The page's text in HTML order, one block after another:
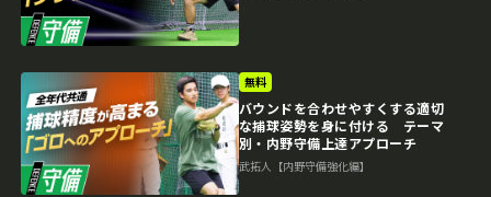
無料
バウンドを合わせやすくする適切
な捕球姿勢を身に付ける テーマ
別・内野守備上達アプローチ
武拓人【内野守備強化編】